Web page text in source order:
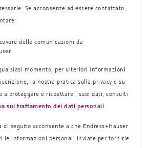
Se acconsente ad essere contattato,
delle comunicazioni da
momento, per ulteriori informazioni
la nostra pratica sulla privacy e su
a proteggere e rispettare i suoi dati, consulti
sul trattamento dei dati personali
di seguito acconsente a che Endress+Hauser
le informazioni personali inviate per fornirle